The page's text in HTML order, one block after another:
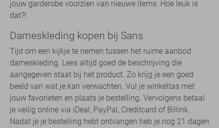
jouw garderobe voorzien van nieuwe items. Hoe leuk is
dat?!
Dameskleding kopen bij Sans
Tijd om een kijkje te nemen tussen het ruime aanbod
dameskleding. Lees altijd goed de beschrijving die
aangegeven staat bij het product. Zo krijg je een goed
beeld van wat je kan verwachten. Vul je winkeltas met
jouw favorieten en plaats je bestelling. Vervolgens betaal
je veilig online via iDeal, PayPal, Creditcard of Billink.
Nadat je je bestelling hebt ontvangen heb je nog 21 dagen